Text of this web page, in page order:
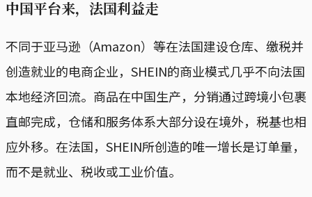
中国平台来，法国利益走
不同于亚马逊（Amazon）等在法国建设仓库、缴税并
创造就业的电商企业，SHEIN的商业模式几乎不向法国
本地经济回流。商品在中国生产，分销通过跨境小包裹
直邮完成，仓储和服务体系大部分设在境外，税基也相
应外移。在法国，SHEIN所创造的唯一增长是订单量，
而不是就业、税收或工业价值。